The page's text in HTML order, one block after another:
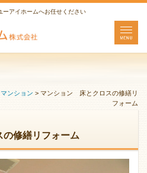
ーアイホームへお任せください
マンション > マンション 床とクロスの修繕リ
フォーム
修繕リフォーム